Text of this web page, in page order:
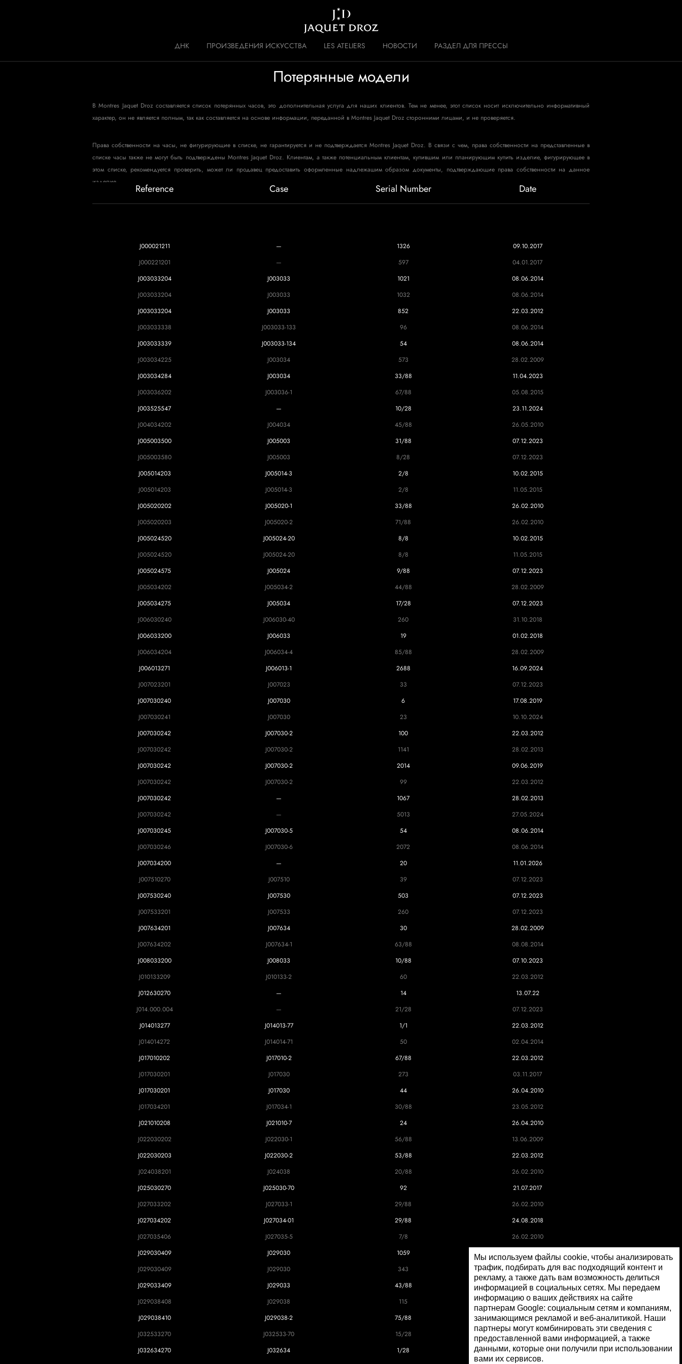
Мы используем файлы cookie, чтобы анализировать
трафик, подбирать для вас подходящий контент и
рекламу, а также дать вам возможность делиться
информацией в социальных сетях. Мы передаем
информацию о ваших действиях на сайте
партнерам Google: социальным сетям и компаниям,
занимающимся рекламой и веб-аналитикой. Наши
партнеры могут комбинировать эти сведения с
предоставленной вами информацией, а также
данными, которые они получили при использовании
вами их сервисов.
ДНК
A DISRUPTIVE LEGACY ИСТОРИЯ
ПРОИЗВЕДЕНИЯ ИСКУССТВА LES ATELIERS НОВОСТИ РАЗДЕЛ ДЛЯ ПРЕССЫ
Потерянные модели
В Montres Jaquet Droz составляется список потерянных часов, это дополнительная услуга для наших клиентов. Тем не менее, этот список носит исключительно информативный
характер, он не является полным, так как составляется на основе информации, переданной в Montres Jaquet Droz сторонними лицами, и не проверяется.
Права собственности на часы, не фигурирующие в списке, не гарантируется и не подтверждается Montres Jaquet Droz. В связи с чем, права собственности на представленные в
списке часы также не могут быть подтверждены Montres Jaquet Droz. Клиентам, а также потенциальным клиентам, купившим или планирующим купить изделие, фигурирующее в
этом списке, рекомендуется проверить, может ли продавец предоставить оформленные надлежашим образом документы, подтверждающие права собственности на данное
изделие.
Reference Case Serial Number Date
J000021211 — 1326
09.10.2017
J000221201
— 597
04.01.2017
J003033204
J003033 1021
08.06.2014
J003033204
J003033 1032
08.06.2014
J003033204
J003033 852
22.03.2012
J003033338
J003033-133 96
08.06.2014
J003033339
J003033-134 54
08.06.2014
J003034225
J003034 573
28.02.2009
J003034284
J003034 33/88
11.04.2023
J003036202
J003036-1 67/88
05.08.2015
J003525547
— 10/28
23.11.2024
J004034202
J004034 45/88
26.05.2010
J005003500
J005003 31/88
07.12.2023
J005003580
J005003 8/28
07.12.2023
J005014203
J005014-3 2/8
10.02.2015
J005014203
J005014-3 2/8
11.05.2015
J005020202
J005020-1 33/88
26.02.2010
J005020203
J005020-2 71/88
26.02.2010
J005024520
J005024-20 8/8
10.02.2015
J005024520
J005024-20 8/8
11.05.2015
J005024575
J005024 9/88
07.12.2023
J005034202
J005034-2 44/88
28.02.2009
J005034275
J005034 17/28
07.12.2023
J006030240
J006030-40 260
31.10.2018
J006033200
J006033 19
01.02.2018
J006034204
J006034-4 85/88
28.02.2009
J006013271
J006013-1 2688
16.09.2024
J007023201
J007023 33
07.12.2023
J007030240
J007030 6
17.08.2019
J007030241
J007030 23
10.10.2024
J007030242
J007030-2 100
22.03.2012
J007030242
J007030-2 1141
28.02.2013
J007030242
J007030-2 2014
09.06.2019
J007030242
J007030-2 99
22.03.2012
J007030242
— 1067
28.02.2013
J007030242
— 5013
27.05.2024
J007030245
J007030-5 54
08.06.2014
J007030246
J007030-6 2072
08.06.2014
J007034200
— 20
11.01.2026
J007510270
J007510 39
07.12.2023
J007530240
J007530 503
07.12.2023
J007533201
J007533 260
07.12.2023
J007634201
J007634 30
28.02.2009
J007634202
J007634-1 63/88
08.08.2014
J008033200
J008033 10/88
07.10.2023
J010133209
J010133-2 60
22.03.2012
J012630270
— 14
13.07.22
J014.000.004
— 21/28
07.12.2023
J014013277
J014013-77 1/1
22.03.2012
J014014272
J014014-71 50
02.04.2014
J017010202
J017010-2 67/88
22.03.2012
J017030201
J017030 273
03.11.2017
J017030201
J017030 44
26.04.2010
J017034201
J017034-1 30/88
23.05.2012
J021010208
J021010-7 24
26.04.2010
J022030202
J022030-1 56/88
13.06.2009
J022030203
J022030-2 53/88
22.03.2012
J024038201
J024038 20/88
26.02.2010
J025030270
J025030-70 92
21.07.2017
J027033202
J027033-1 29/88
26.02.2010
J027034202
J027034-01 29/88
24.08.2018
J027035406
J027035-5 7/8
26.02.2010
J029030409
J029030 1059
26.02.2010
J029030409
J029030 343
26.02.2010
J029033409
J029033 43/88
01.03.2010
J029038408
J029038 115
03.11.2017
J029038410
J029038-2 75/88
26.02.2010
J032533270
J032533-70 15/28
04.08.2018
J032634270
J032634 1/28 07.12.2023